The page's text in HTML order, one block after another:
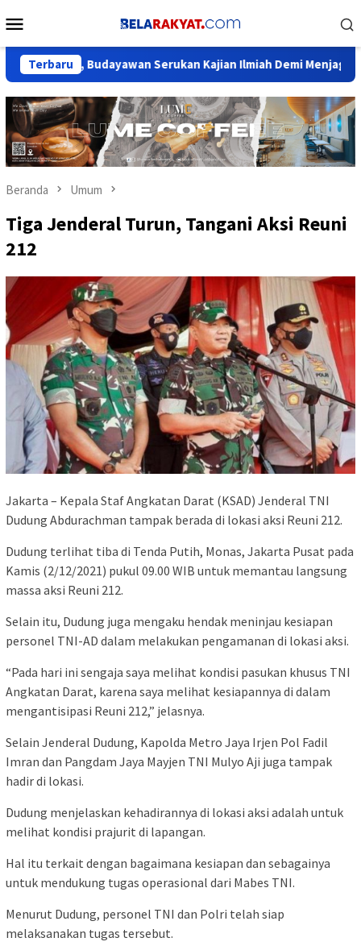
ke
Mobile
Terbaru
Budayawan Serukan Kajian Ilmiah Demi Menjaga Marwah
Beranda Umum
Tiga Jenderal Turun, Tangani Aksi Reuni
212
Jakarta – Kepala Staf Angkatan Darat (KSAD) Jenderal TNI
Dudung Abdurachman tampak berada di lokasi aksi Reuni 212.
Dudung terlihat tiba di Tenda Putih, Monas, Jakarta Pusat pada
Kamis (2/12/2021) pukul 09.00 WIB untuk memantau langsung
massa aksi Reuni 212.
Selain itu, Dudung juga mengaku hendak meninjau kesiapan
personel TNI-AD dalam melakukan pengamanan di lokasi aksi.
“Pada hari ini sengaja saya melihat kondisi pasukan khusus TNI
Angkatan Darat, karena saya melihat kesiapannya di dalam
mengantisipasi Reuni 212,” jelasnya.
Selain Jenderal Dudung, Kapolda Metro Jaya Irjen Pol Fadil
Imran dan Pangdam Jaya Mayjen TNI Mulyo Aji juga tampak
hadir di lokasi.
Dudung menjelaskan kehadirannya di lokasi aksi adalah untuk
melihat kondisi prajurit di lapangan.
Hal itu terkait dengan bagaimana kesiapan dan sebagainya
untuk mendukung tugas operasional dari Mabes TNI.
Menurut Dudung, personel TNI dan Polri telah siap
melaksanakan tugas tersebut.